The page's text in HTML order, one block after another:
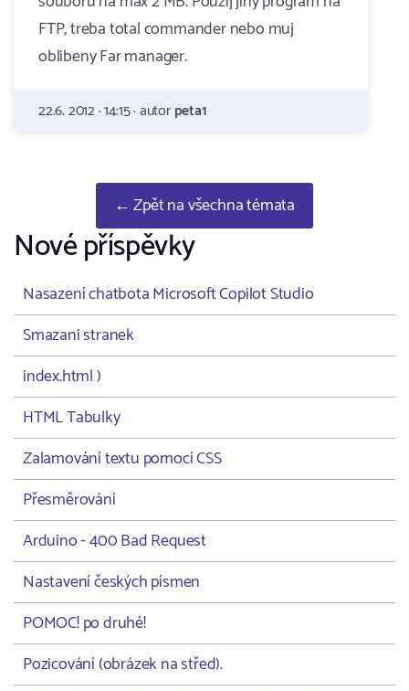
FTP, treba total commander nebo muj
oblibeny Far manager.
22.6. 2012 · 14:15 · autorpeta1
← Zpět na všechna témata
Nové příspěvky
Nasazení chatbota Microsoft Copilot Studio
Smazani stranek
index.html )
HTML Tabulky
Zalamování textu pomocí CSS
Přesměrování
Arduino - 400 Bad Request
Nastavení českých písmen
POMOC! po druhé!
Pozicování (obrázek na střed).